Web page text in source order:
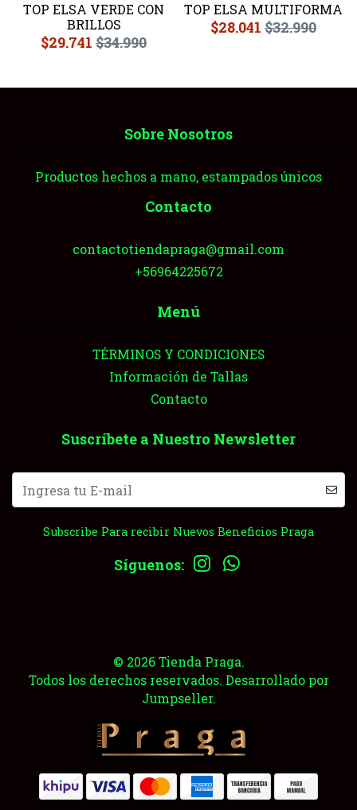
TOP ELSA VERDE CON
BRILLOS
$29.741 $34.990
TOP ELSA MULTIFORMA
$28.041 $32.990
Sobre Nosotros
Productos hechos a mano, estampados únicos
Contacto
contactotiendapraga@gmail.com
+56964225672
Menú
TÉRMINOS Y CONDICIONES
Información de Tallas
Contacto
Suscríbete a Nuestro Newsletter
Subscribe Para recibir Nuevos Beneficios Praga
Síguenos:
© 2026 Tienda Praga.
Todos los derechos reservados. Desarrollado por
Jumpseller.